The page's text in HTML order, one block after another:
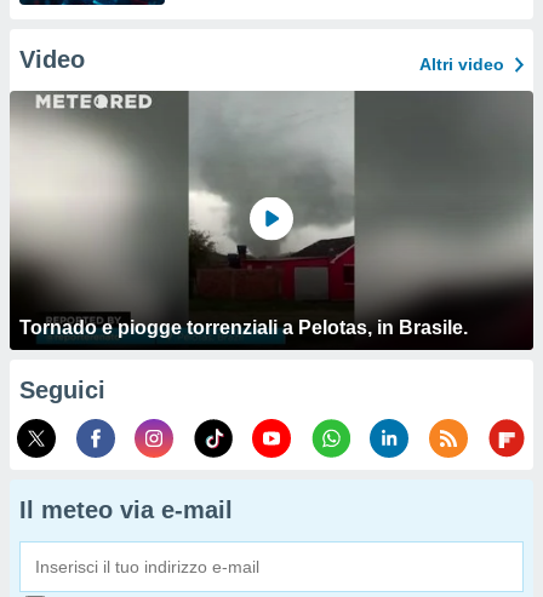
Video Altri video
Tornado e piogge torrenziali a Pelotas, in Brasile.
Seguici
Il meteo via e-mail